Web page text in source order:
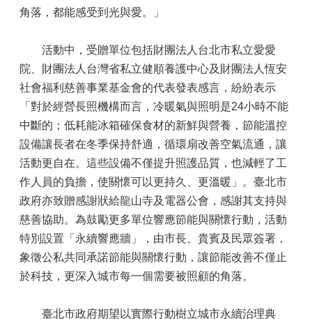
角落，都能感受到光與愛。」
活動中，受贈單位包括財團法人台北市私立愛愛
院、財團法人台灣省私立健順養護中心及財團法人恆安
社會福利慈善事業基金會的代表發表感言，紛紛表示
「對於經營長照機構而言，冷暖氣與照明是24小時不能
中斷的；低耗能冰箱確保食材的新鮮與營養，節能溫控
設備讓長者在冬季保持舒適，循環扇改善空氣流通，讓
活動更自在。這些設備不僅提升照護品質，也減輕了工
作人員的負擔，使關懷可以更持久、更溫暖」。臺北市
政府亦致贈感謝狀給龍山寺及電器公會，感謝其支持與
慈善協助。為鼓勵更多單位響應節能與關懷行動，活動
特別設置「永續響應牆」，由市長、貴賓及民眾簽署，
象徵公私共同承諾節能與關懷行動，讓節能改善不僅止
於科技，更深入城市每一個需要被照顧的角落。
臺北市政府期望以實際行動樹立城市永續治理典